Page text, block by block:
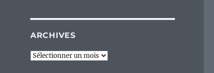
ARCHIVES
Archives